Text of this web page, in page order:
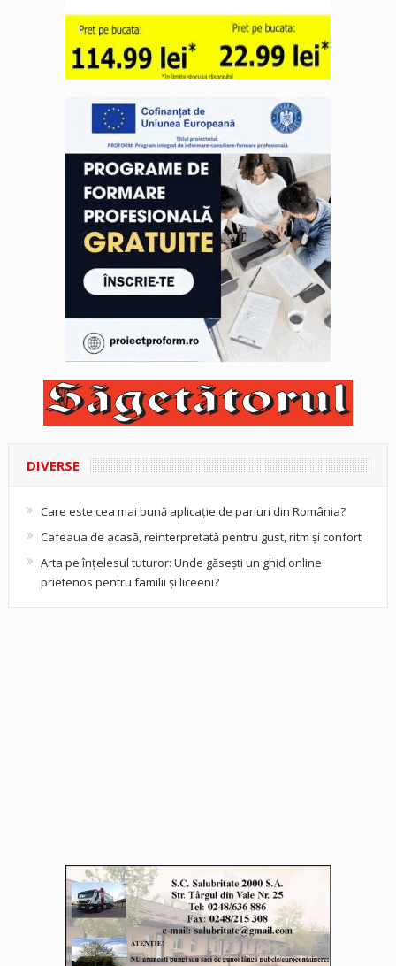
DIVERSE
Care este cea mai bună aplicație de pariuri din România?
Cafeaua de acasă, reinterpretată pentru gust, ritm și confort
Arta pe înțelesul tuturor: Unde găsești un ghid online
prietenos pentru familii și liceeni?